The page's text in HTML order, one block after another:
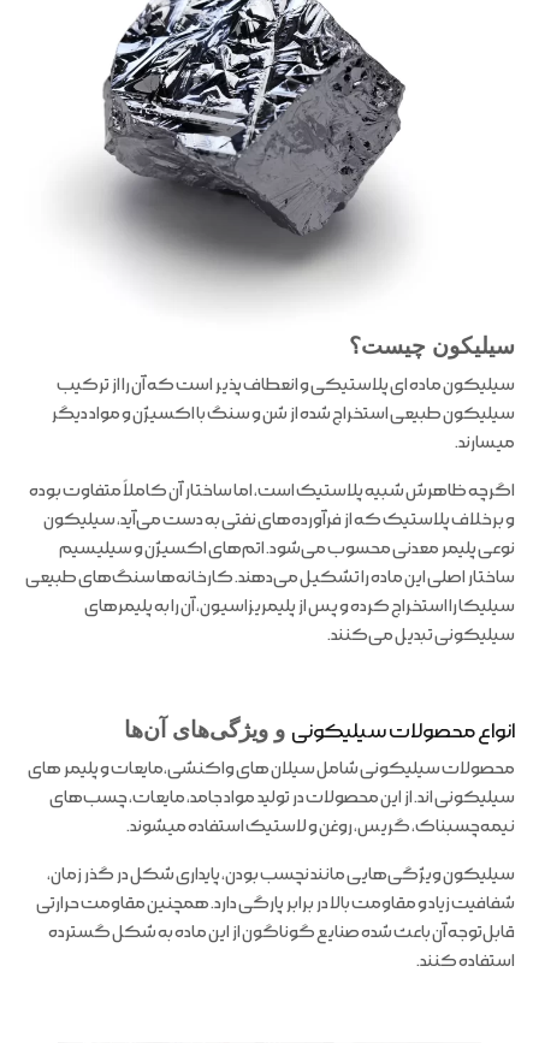
سیلیکون چیست؟
سیلیکون ماده ای پلاستیکی و انعطاف پذیر است که آن را از ترکیب
سیلیکون طبیعی استخراج شده از شن و سنگ با اکسیژن و مواد دیگر
میسارند.
اگرچه ظاهرش شبیه پلاستیک است، اما ساختار آن کاملاً متفاوت بوده
و برخلاف پلاستیک که از فرآورده‌های نفتی به دست می‌آید، سیلیکون
نوعی پلیمر معدنی محسوب می‌شود. اتم‌های اکسیژن و سیلیسیم
ساختار اصلی این ماده را تشکیل می‌دهند. کارخانه‌ها سنگ‌های طبیعی
سیلیکا را استخراج کرده و پس از پلیمریزاسیون، آن را به پلیمرهای
سیلیکونی تبدیل می‌کنند.
انواع محصولات سیلیکونی و ویژگی‌های آن‌ها
محصولات سیلیکونی شامل سیلان های واکنشی،مایعات و پلیمر های
سیلیکونی اند. از این محصولات در تولید مواد جامد، مایعات، چسب‌های
نیمه‌چسبناک، گریس، روغن و لاستیک استفاده میشوند.
سیلیکون ویژگی‌هایی مانند نچسب بودن، پایداری شکل در گذر زمان،
شفافیت زیاد و مقاومت بالا در برابر پارگی دارد. همچنین مقاومت حرارتی
قابل‌توجه آن باعث شده صنایع گوناگون از این ماده به شکل گسترده
استفاده کنند.